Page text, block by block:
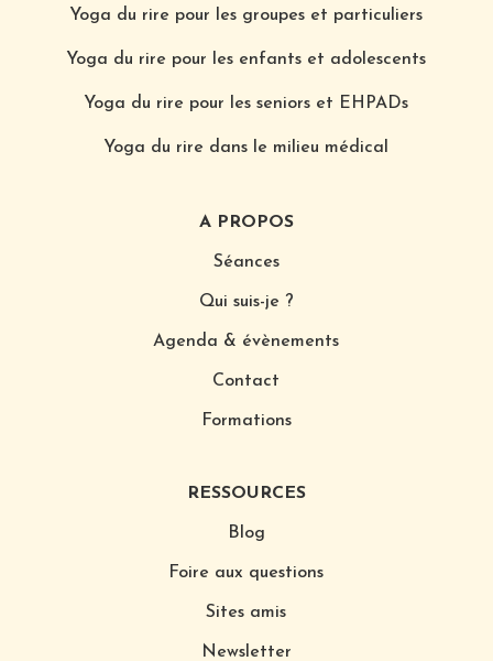
Yoga du rire pour les groupes et particuliers
Yoga du rire pour les enfants et adolescents
Yoga du rire pour les seniors et EHPADs
Yoga du rire dans le milieu médical
A PROPOS
Séances
Qui suis-je ?
Agenda & évènements
Contact
Formations
RESSOURCES
Blog
Foire aux questions
Sites amis
Newsletter